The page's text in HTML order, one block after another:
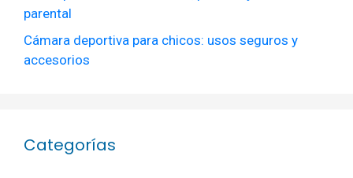
parental
Cámara deportiva para chicos: usos seguros y
accesorios
Categorías